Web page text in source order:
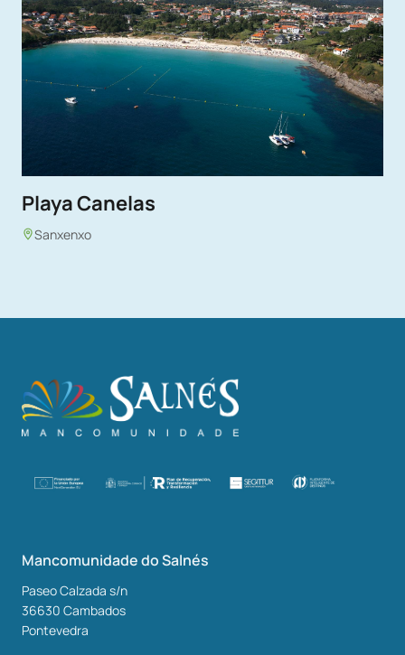
Playa Canelas
Sanxenxo
Mancomunidade do Salnés
Paseo Calzada s/n
36630 Cambados
Pontevedra